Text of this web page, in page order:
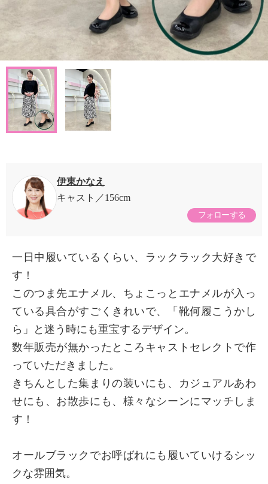
伊東かなえ
キャスト
156cm
フォローする
一日中履いているくらい、ラックラック大好きで
す！
このつま先エナメル、ちょこっとエナメルが入っ
ている具合がすごくきれいで、「靴何履こうかし
ら」と迷う時にも重宝するデザイン。
数年販売が無かったところキャストセレクトで作
っていただきました。
きちんとした集まりの装いにも、カジュアルあわ
せにも、お散歩にも、様々なシーンにマッチしま
す！
オールブラックでお呼ばれにも履いていけるシッ
クな雰囲気。